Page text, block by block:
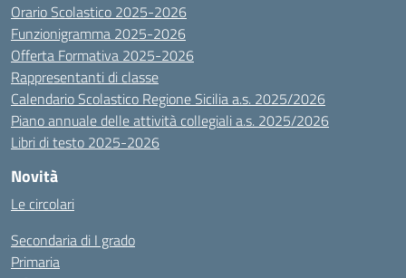
Orario Scolastico 2025-2026
Funzionigramma 2025-2026
Offerta Formativa 2025-2026
Rappresentanti di classe
Calendario Scolastico Regione Sicilia a.s. 2025/2026
Piano annuale delle attività collegiali a.s. 2025/2026
Libri di testo 2025-2026
Novità
Le circolari
Secondaria di I grado
Primaria